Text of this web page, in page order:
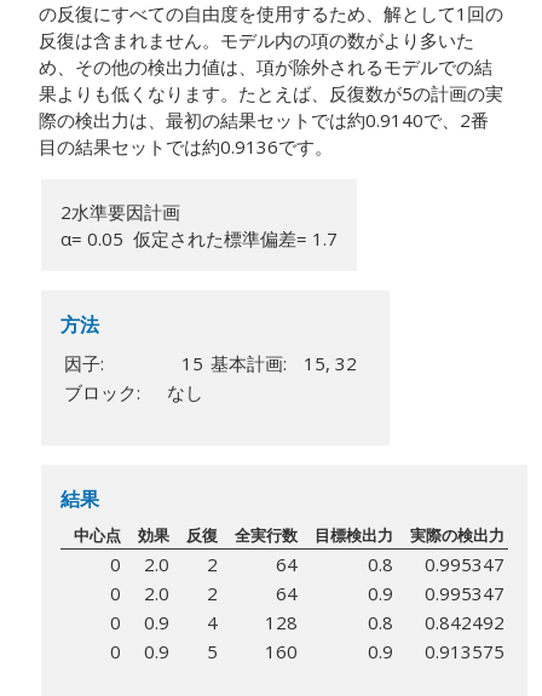
の反復にすべての自由度を使用するため、解として1回の
反復は含まれません。モデル内の項の数がより多いた
め、その他の検出力値は、項が除外されるモデルでの結
果よりも低くなります。たとえば、反復数が5の計画の実
際の検出力は、最初の結果セットでは約0.9140で、2番
目の結果セットでは約0.9136です。
2水準要因計画
α= 0.05 仮定された標準偏差= 1.7
方法
因子: 15 基本計画:
15, 32
ブロック:
なし
結果
中心点 効果 反復 全実行数 目標検出力 実際の検出力
0 2.0 2 64 0.8
0.995347
0
2.0 2 64 0.9
0.995347
0
0.9 4 128 0.8
0.842492
0
0.9 5 160 0.9 0.913575